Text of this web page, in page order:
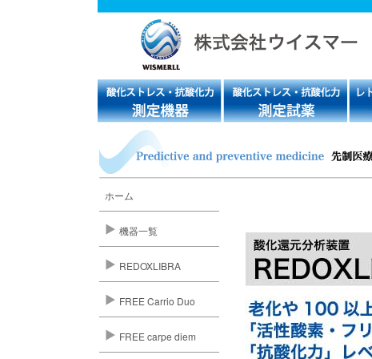
ホーム
機器一覧
REDOXLIBRA
FREE Carrio Duo
FREE carpe diem